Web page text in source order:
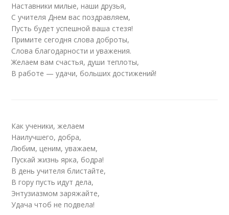
Наставники милые, наши друзья,
С учителя Днем вас поздравляем,
Пусть будет успешной ваша стезя!
Примите сегодня слова доброты,
Слова благодарности и уважения.
Желаем вам счастья, души теплоты,
В работе — удачи, больших достижений!
Как ученики, желаем
Наилучшего, добра,
Любим, ценим, уважаем,
Пускай жизнь ярка, бодра!
В день учителя блистайте,
В гору пусть идут дела,
Энтузиазмом заряжайте,
Удача чтоб не подвела!